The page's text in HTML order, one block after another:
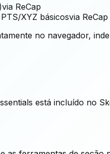
via ReCap
XYZ básicosvia ReCap
no navegador,
está incluído no